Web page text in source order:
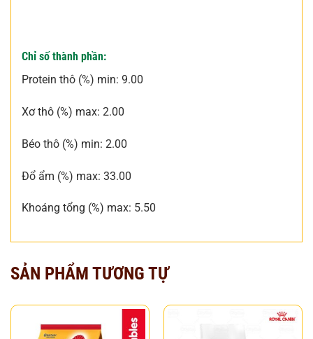
Chỉ số thành phần:
Protein thô (%) min: 9.00
Xơ thô (%) max: 2.00
Béo thô (%) min: 2.00
Đổ ẩm (%) max: 33.00
Khoáng tổng (%) max: 5.50
SẢN PHẨM TƯƠNG TỰ